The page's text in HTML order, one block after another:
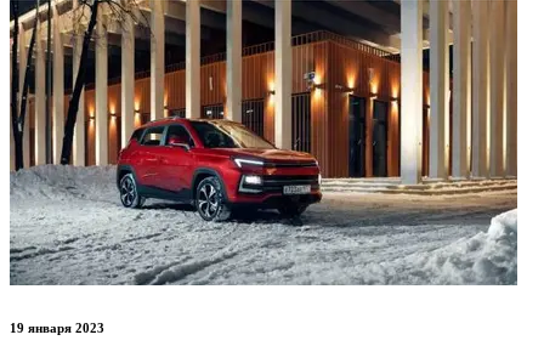
19 января 2023